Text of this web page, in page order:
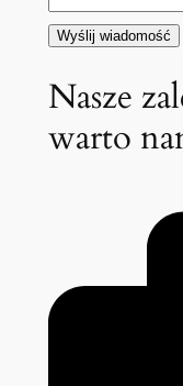
Nasze
warto